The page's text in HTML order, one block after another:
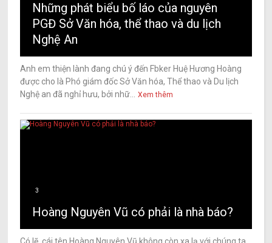
Những phát biểu bố láo của nguyên
PGĐ Sở Văn hóa, thể thao và du lịch
Nghệ An
Anh em thiện lành đang chú ý đến Fbker Huệ Hương Hoàng
được cho là Phó giám đốc Sở Văn hóa, Thể thao và Du lịch
Nghệ an đã nghỉ hưu, bởi nhữ...
Xem thêm
3
Hoàng Nguyên Vũ có phải là nhà báo?